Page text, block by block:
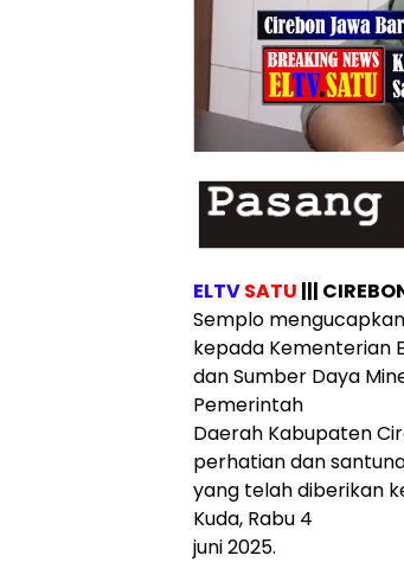
ELTVSATU |||
Semplo
kepada Kementerian
dan Sumber Daya
Pemerintah
Daerah Kabupaten
perhatian dan
yang telah diberikan
Kuda, Rabu 4
juni 2025.